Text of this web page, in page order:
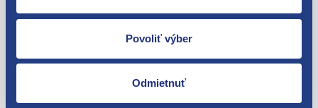
Povoliť výber
Odmietnuť
Za kvalitu ručíme!